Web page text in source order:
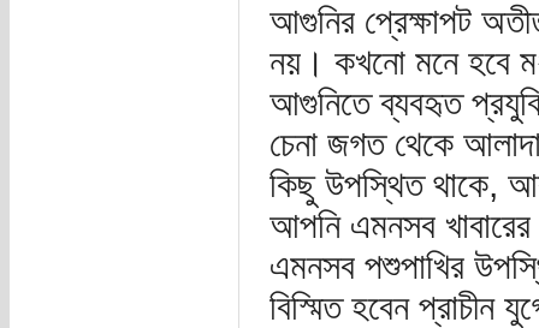
আগুনির প্রেক্ষাপট
নয়। কখনো মনে হবে
আগুনিতে ব্যবহৃত
চেনা জগত থেকে
কিছু উপস্থিত থাকে,
আপনি এমনসব
এমনসব পশুপাখির
বিস্মিত হবেন প্রাচীন